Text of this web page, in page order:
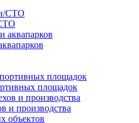
площадок
и производства